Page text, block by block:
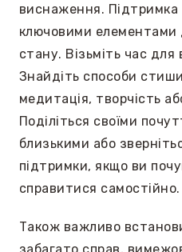
виснаження. Підтримка
ключовими елементами
стану. Візьміть час для
Знайдіть способи
медитація, творчість
Поділіться своїми
близькими або
підтримки, якщо ви
справитися самостійно.
Також важливо